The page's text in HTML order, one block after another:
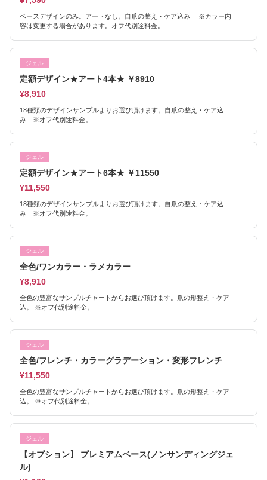
ベースデザインのみ。アートなし。自爪の整え・ケア込み ※カラー内
容は変更する場合があります。オフ代別途料金。
ジェル
定額デザイン★アート4本★ ￥8910
¥8,910
18種類のデザインサンプルよりお選び頂けます。自爪の整え・ケア込
み ※オフ代別途料金。
ジェル
定額デザイン★アート6本★ ￥11550
¥11,550
18種類のデザインサンプルよりお選び頂けます。自爪の整え・ケア込
み ※オフ代別途料金。
ジェル
全色/ワンカラー・ラメカラー
¥8,910
全色の豊富なサンプルチャートからお選び頂けます。爪の形整え・ケア
込。 ※オフ代別途料金。
ジェル
全色/フレンチ・カラーグラデーション・変形フレンチ
¥11,550
全色の豊富なサンプルチャートからお選び頂けます。爪の形整え・ケア
込。 ※オフ代別途料金。
ジェル
【オプション】 プレミアムベース(ノンサンディングジェ
ル)